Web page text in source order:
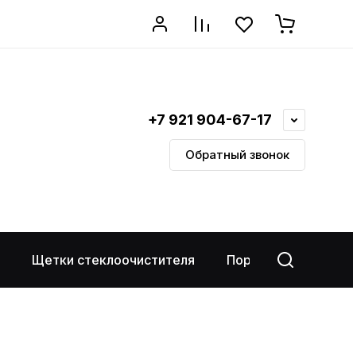
+7 921 904-67-17
Обратный звонок
Щетки стеклоочистителя Порог-площадки